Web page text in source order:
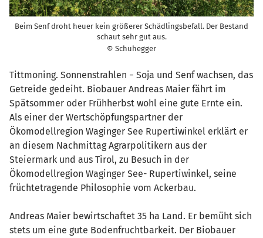
Beim Senf droht heuer kein größerer Schädlingsbefall. Der Bestand
schaut sehr gut aus.
© Schuhegger
Tittmoning. Sonnenstrahlen − Soja und Senf wachsen, das
Getreide gedeiht. Biobauer Andreas Maier fährt im
Spätsommer oder Frühherbst wohl eine gute Ernte ein.
Als einer der Wertschöpfungspartner der
Ökomodellregion Waginger See Rupertiwinkel erklärt er
an diesem Nachmittag Agrarpolitikern aus der
Steiermark und aus Tirol, zu Besuch in der
Ökomodellregion Waginger See- Rupertiwinkel, seine
früchtetragende Philosophie vom Ackerbau.
Andreas Maier bewirtschaftet 35 ha Land. Er bemüht sich
stets um eine gute Bodenfruchtbarkeit. Der Biobauer